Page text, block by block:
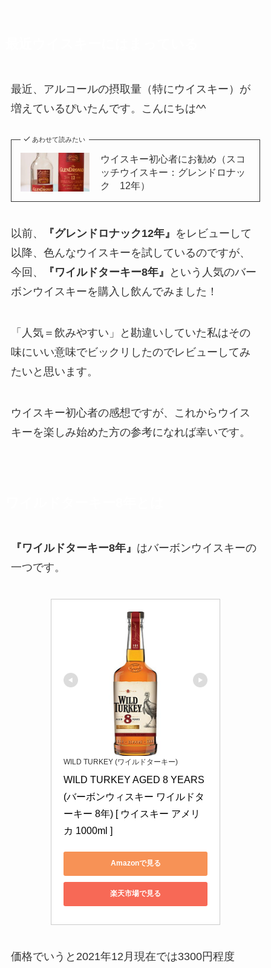
最近、アルコールの摂取量（特にウイスキー）が
増えているぴいたんです。こんにちは^^
あわせて読みたい
ウイスキー初心者にお勧め（スコ
ッチウイスキー：グレンドロナッ
ク 12年）
以前、 『グレンドロナック12年』 をレビューして
以降、色んなウイスキーを試しているのですが、
今回、
『ワイルドターキー8年』
という人気のバー
ボンウイスキーを購入し飲んでみました！
「人気＝飲みやすい」と勘違いしていた私はその
味にいい意味でビックリしたのでレビューしてみ
たいと思います。
ウイスキー初心者の感想ですが、これからウイス
キーを楽しみ始めた方の参考になれば幸いです。
『ワイルドターキー8年』 はバーボンウイスキーの
一つです。
WILD TURKEY (ワイルドターキー)
WILD TURKEY AGED 8 YEARS
(バーボンウィスキー ワイルドタ
ーキー 8年) [ ウイスキー アメリ
カ 1000ml ]
Amazonで見る
楽天市場で見る
価格でいうと2021年12月現在では3300円程度